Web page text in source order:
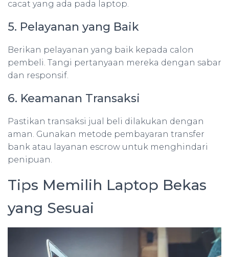
cacat yang ada pada laptop.
5. Pelayanan yang Baik
Berikan pelayanan yang baik kepada calon
pembeli. Tangi pertanyaan mereka dengan sabar
dan responsif.
6. Keamanan Transaksi
Pastikan transaksi jual beli dilakukan dengan
aman. Gunakan metode pembayaran transfer
bank atau layanan escrow untuk menghindari
penipuan.
Tips Memilih Laptop Bekas
yang Sesuai